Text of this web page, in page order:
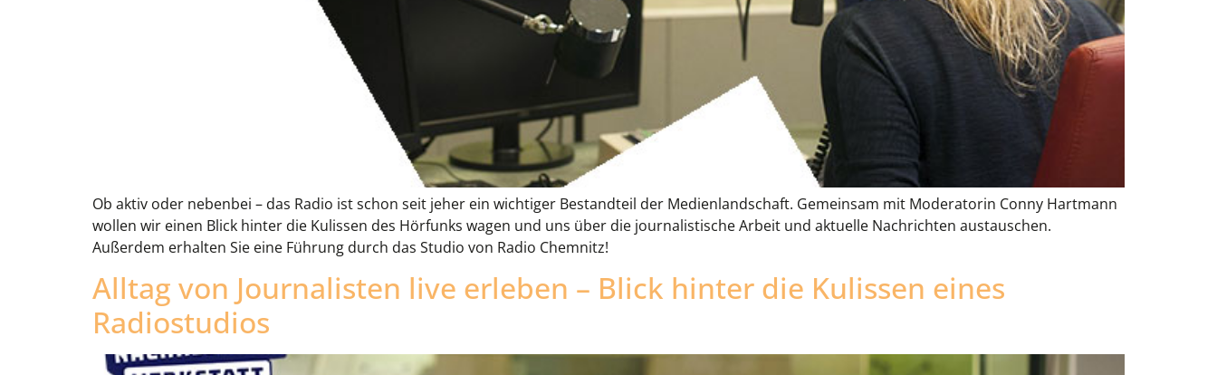
Ob aktiv oder nebenbei – das Radio ist schon seit jeher ein wichtiger Bestandteil der Medienlandschaft. Gemeinsam mit Moderatorin Conny Hartmann
wollen wir einen Blick hinter die Kulissen des Hörfunks wagen und uns über die journalistische Arbeit und aktuelle Nachrichten austauschen.
Außerdem erhalten Sie eine Führung durch das Studio von Radio Chemnitz!
Alltag von Journalisten live erleben – Blick hinter die Kulissen eines
Radiostudios